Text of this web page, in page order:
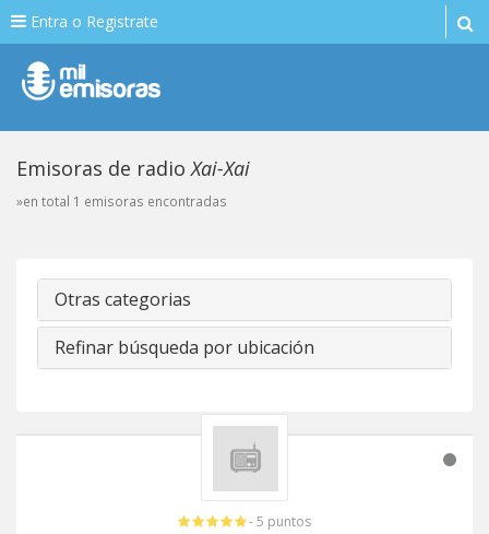
Entra o Registrate
Emisoras de radioXai-Xai
»en total 1 emisoras encontradas
Otras categorias
Refinar búsqueda por ubicación
- 5 puntos